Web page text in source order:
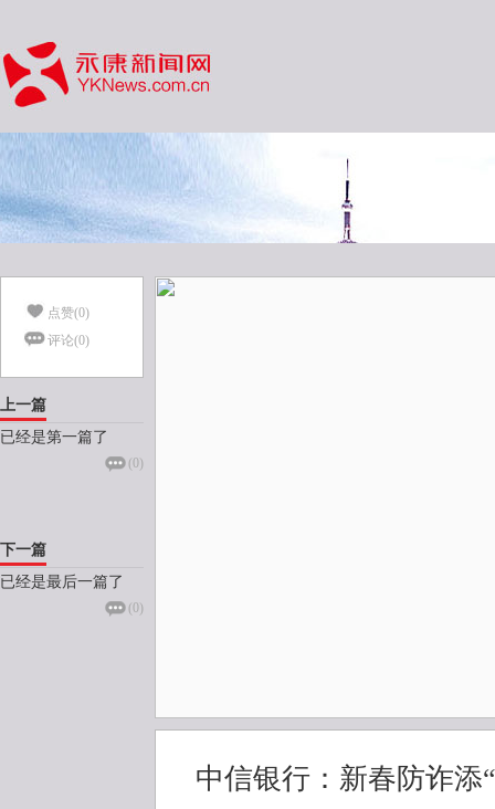
点赞(0)
评论(0)
上一篇
已经是第一篇了
(0)
下一篇
已经是最后一篇了
(0)
中信银行：新春防诈添